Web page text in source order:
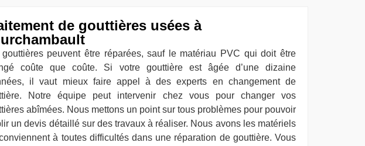
de gouttières usées à
gouttières peuvent être réparées, sauf le matériau PVC qui doit être
coûte que coûte. Si votre gouttière est âgée d’une dizaine
il vaut mieux faire appel à des experts en changement de
Notre équipe peut intervenir chez vous pour changer vos
abîmées. Nous mettons un point sur tous problèmes pour pouvoir
un devis détaillé sur des travaux à réaliser. Nous avons les matériels
à toutes difficultés dans une réparation de gouttière. Vous